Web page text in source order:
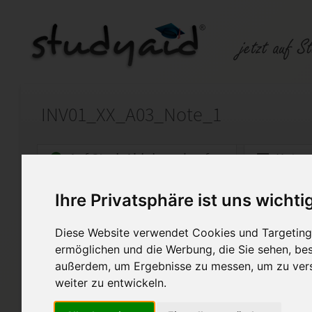
Ihre Privatsphäre ist uns
Diese Website verwendet Cookies und
ermöglichen und die Werbung, die Sie sehen,
außerdem, um Ergebnisse zu messen, um zu
weiter zu entwickeln.
INV01_XX_A03_Note_1
Auf StudyAid.de verkaufen
Startseite Sonstiges
Note 1 - inkl. Anmerkungen
Ich biete hier meine selbst
genannte ESA an. Diese
bewertet. Bitte verwenden